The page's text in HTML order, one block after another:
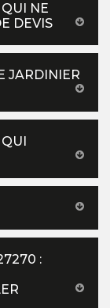
NE
DEVIS
JARDINIER
: